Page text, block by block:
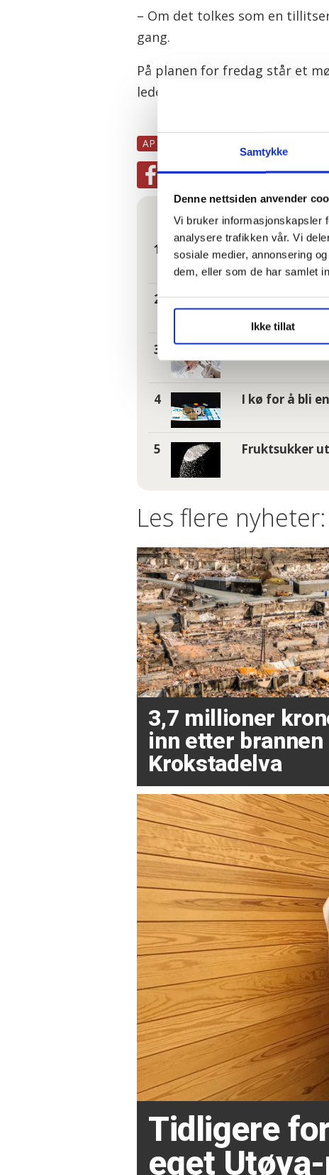
Samtykke
Denne nettsiden anvender
Vi bruker informasjonskapsler
analysere trafikken vår. Vi
sosiale medier, annonsering
dem, eller som de har samlet
Ikke tillat
– Om det tolkes som en
gang.
På planen for fredag står et
lederen.
AP
Mest lest| Siste sju
– Reglene nå
og glemt
Tannhelse:
I kø for å bli
Fruktsukker
Les flere nyheter:
3,7 millioner
inn etter brannen
Krokstadelva
Tidligere
eget